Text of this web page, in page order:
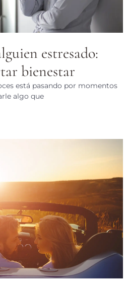
estresado:
bienestar
está pasando por momentos
algo que